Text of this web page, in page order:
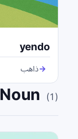
yendo
→ذاهب
Noun (1)